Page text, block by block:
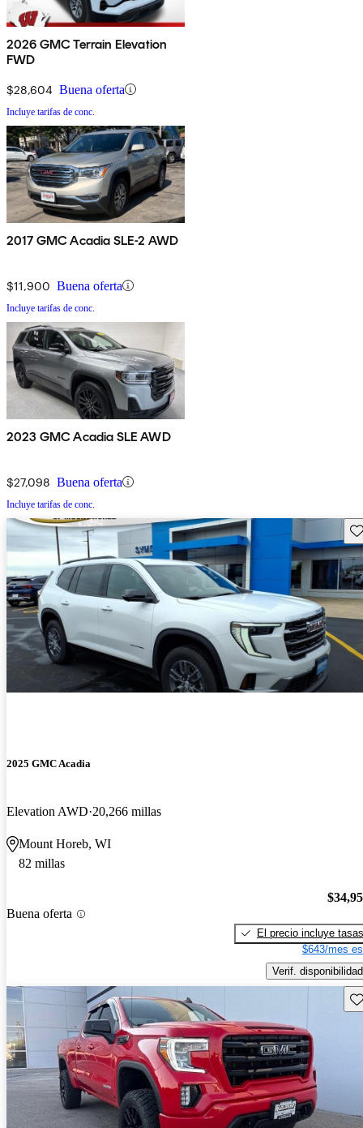
2026 GMC Terrain Elevation
FWD
$28,604 Buena oferta
Incluye tarifas de conc.
2017 GMC Acadia SLE-2 AWD
$11,900 Buena oferta
Incluye tarifas de conc.
2023 GMC Acadia SLE AWD
$27,098 Buena oferta
Incluye tarifas de conc.
2025 GMC Acadia
Elevation AWD 20,266 millas
Mount Horeb, WI
82 millas
Buena oferta
El precio incluye tasas
$643/mes
Verif. disponibilidad